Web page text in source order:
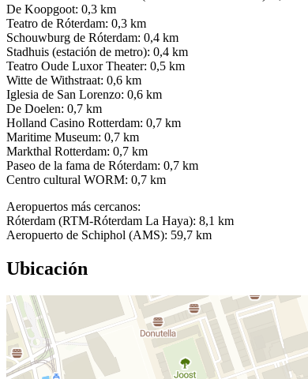
De Koopgoot: 0,3 km
Teatro de Róterdam: 0,3 km
Schouwburg de Róterdam: 0,4 km
Stadhuis (estación de metro): 0,4 km
Teatro Oude Luxor Theater: 0,5 km
Witte de Withstraat: 0,6 km
Iglesia de San Lorenzo: 0,6 km
De Doelen: 0,7 km
Holland Casino Rotterdam: 0,7 km
Maritime Museum: 0,7 km
Markthal Rotterdam: 0,7 km
Paseo de la fama de Róterdam: 0,7 km
Centro cultural WORM: 0,7 km
Aeropuertos más cercanos:
Róterdam (RTM-Róterdam La Haya): 8,1 km
Aeropuerto de Schiphol (AMS): 59,7 km
Ubicación